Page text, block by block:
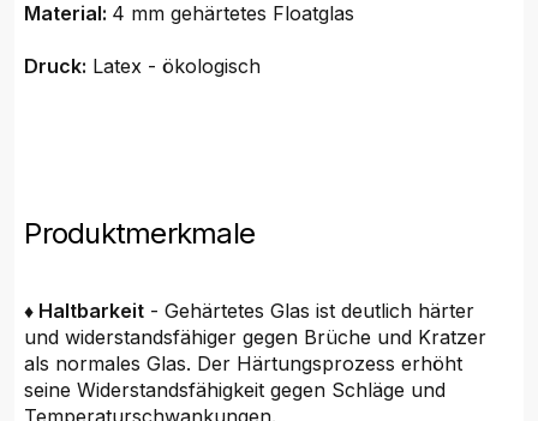
Material: 4 mm gehärtetes Floatglas
Druck: Latex - ökologisch
Produktmerkmale
♦ Haltbarkeit - Gehärtetes Glas ist deutlich härter
und widerstandsfähiger gegen Brüche und Kratzer
als normales Glas. Der Härtungsprozess erhöht
seine Widerstandsfähigkeit gegen Schläge und